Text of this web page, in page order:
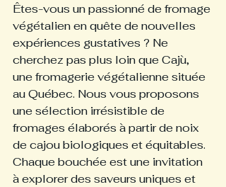
Êtes-vous un passionné de fromage
végétalien en quête de nouvelles
expériences gustatives ? Ne
cherchez pas plus loin que Cajù,
une fromagerie végétalienne située
au Québec. Nous vous proposons
une sélection irrésistible de
fromages élaborés à partir de noix
de cajou biologiques et équitables.
Chaque bouchée est une invitation
à explorer des saveurs uniques et